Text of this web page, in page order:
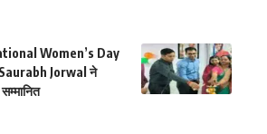
Women’s Day
Jorwal ने